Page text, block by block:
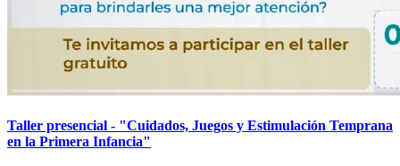
Taller presencial - "Cuidados, Juegos y Estimulación Temprana
en la Primera Infancia"